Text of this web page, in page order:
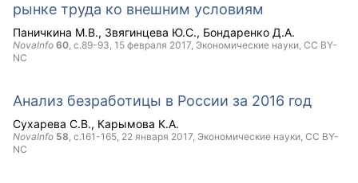
рынке труда ко внешним условиям
Паничкина М.В. Звягинцева Ю.С. Бондаренко Д.А.
NovaInfo 60, с.89-93, 15 февраля 2017, Экономические науки, CC BY-
NC
Анализ безработицы в России за 2016 год
Сухарева С.В. Карымова К.А.
NovaInfo 58, с.161-165, 22 января 2017, Экономические науки, CC BY-
NC